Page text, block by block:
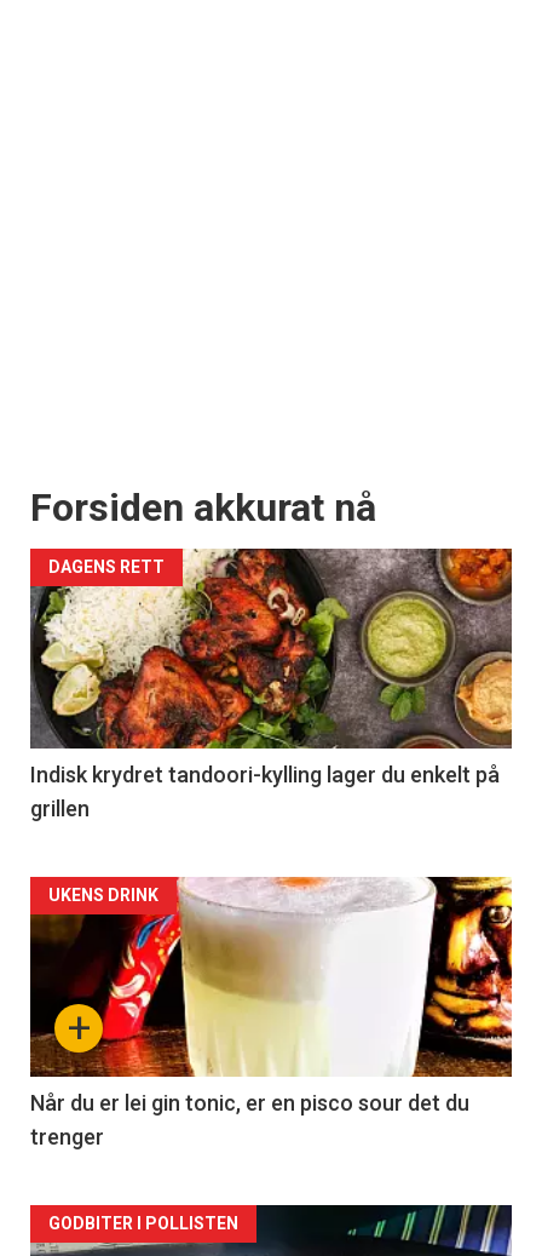
Forsiden akkurat nå
DAGENS RETT
Indisk krydret tandoori-kylling lager du enkelt på
grillen
Forsiden
akkurat
nå
-
2
+
UKENS DRINK
Når du er lei gin tonic, er en pisco sour det du
trenger
Forsiden
GODBITER I POLLISTEN